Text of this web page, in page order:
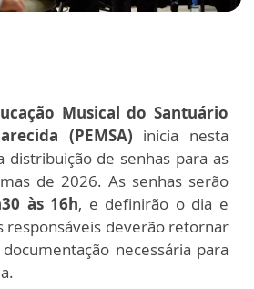
Musical do Santuário
(PEMSA) inicia nesta
distribuição de senhas para as
de 2026. As senhas serão
às 16h, e definirão o dia e
responsáveis deverão retornar
necessária para